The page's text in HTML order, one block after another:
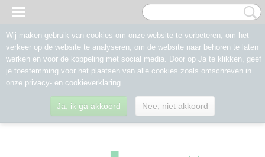
Wij maken gebruik van cookies om onze website te verbeteren, om het
verkeer op de website te analyseren, om de website naar behoren te laten
werken en voor de koppeling met social media. Door op Ja te klikken, geef
je toestemming voor het plaatsen van alle cookies zoals omschreven in
onze privacy- en cookieverklaring.
Ja, ik ga akkoord Nee, niet akkoord